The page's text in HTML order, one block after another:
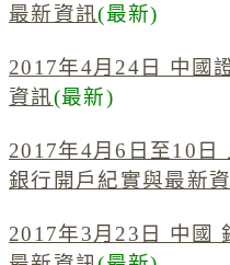
最新資訊(最新)
2017年4月24日 中國
資訊(最新)
2017年4月6日至10日
銀行開戶紀實與最新
2017年3月23日 中國